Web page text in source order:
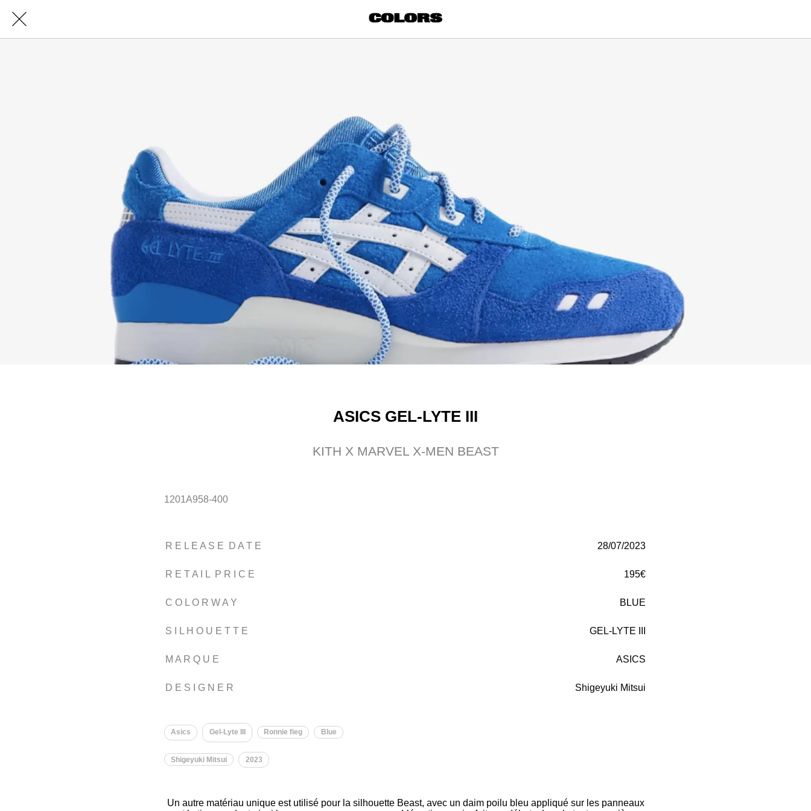
ASICS GEL-LYTE III
KITH X MARVEL X-MEN BEAST
1201A958-400
R E L E A S E D A T E 28/07/2023
R E T A I L P R I C E 195€
C O L O R W A Y BLUE
S I L H O U E T T E GEL-LYTE III
M A R Q U E ASICS
D E S I G N E R Shigeyuki Mitsui
Asics Gel-Lyte III Ronnie fieg Blue
Shigeyuki Mitsui 2023
Un autre matériau unique est utilisé pour la silhouette Beast, avec un daim poilu bleu appliqué sur les panneaux